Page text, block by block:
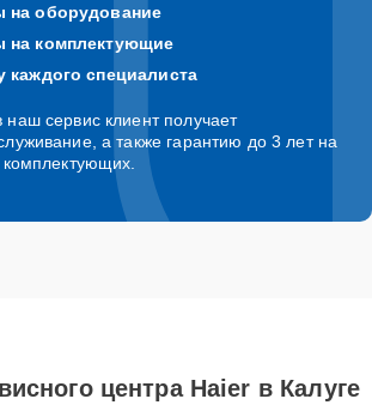
на оборудование
на комплектующие
каждого специалиста
сервис клиент получает
а также гарантию до 3 лет на
центра Haier в Калуге